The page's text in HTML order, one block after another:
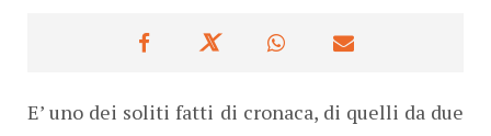
E’ uno dei soliti fatti di cronaca, di quelli da due